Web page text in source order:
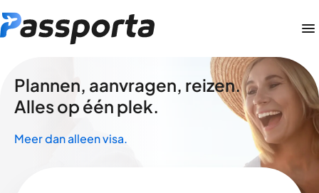
Plannen, aanvragen, reizen.
Alles op één plek.
Meer dan alleen visa.